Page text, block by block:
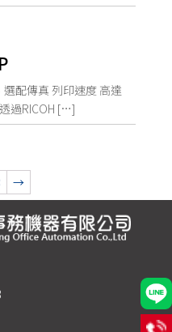
配傳真 列印速度 高達
過RICOH […]
→